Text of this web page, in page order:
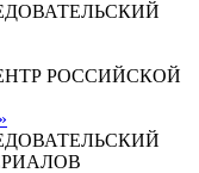
РОССИЙСКОЙ